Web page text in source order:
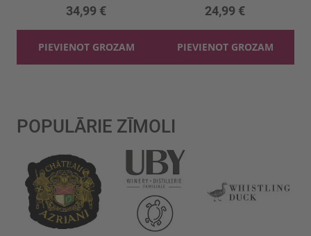
34,99 €
PIEVIENOT GROZAM
24,99 €
PIEVIENOT GROZAM
POPULĀRIE ZĪMOLI